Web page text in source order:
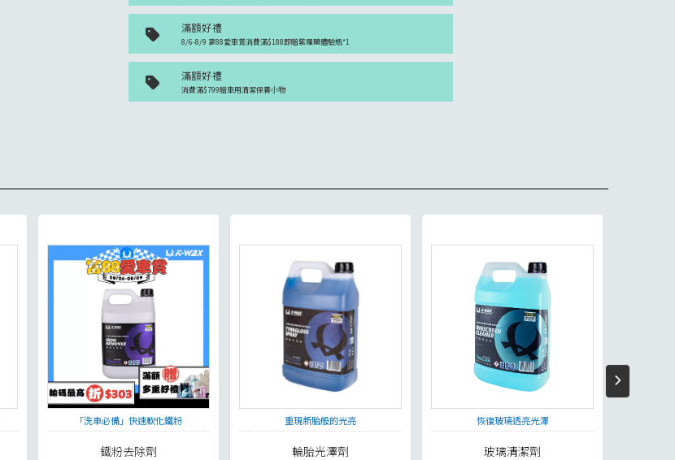
滿額好禮
8/6-8/9 富88愛車賞消費滿$188即贈紫羅蘭體驗瓶*1
滿額好禮
消費滿$799贈車用清潔保養小物
確定並返回
「洗車必備」快速軟化鐵粉
鐵粉去除劑
重現新胎般的光亮
輪胎光澤劑
恢復玻璃透亮光澤
玻璃清潔劑